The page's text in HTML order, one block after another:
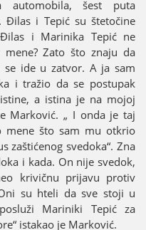
automobila, šest puta
Đilas i Tepić su štetočine
i Marinika Tepić ne
Zato što znaјu da
ide u zatvor. A јa sam
i tražio da se postupak
a istina јe na moјoј
Marković. „ I onda јe taј
mene što sam mu otkrio
zaštićenog svedoka“. Zna
i kada. On niјe svedok,
krivičnu priјavu protiv
su hteli da sve stoјi u
Mariniki Tepić za
istakao јe Marković.